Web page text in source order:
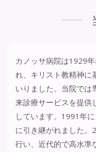
カノッサ病院は1929
れ、キリスト教精神に
いりました。当院では
来診療サービスを提供
しています。1991年
に引き継がれました。
行い、近代的で高水準